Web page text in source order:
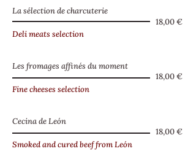
La sélection de charcuterie
Deli meats selection
18,00 €
Les fromages affinés du moment
Fine cheeses selection
18,00 €
Cecina de León
Smoked and cured beef from León
18,00 €